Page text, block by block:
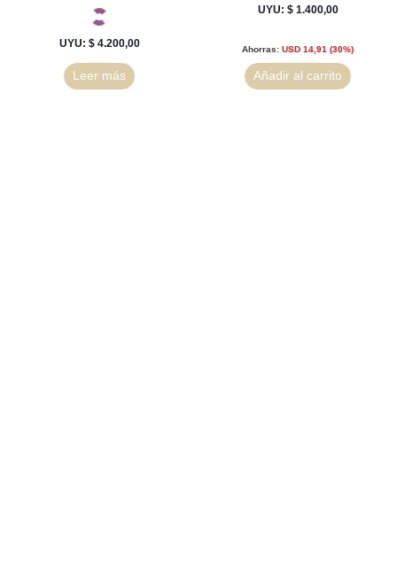
UYU: $ 4.200,00
Leer más
UYU: $ 1.400,00
Ahorras: USD 14,91 (30%)
Añadir al carrito